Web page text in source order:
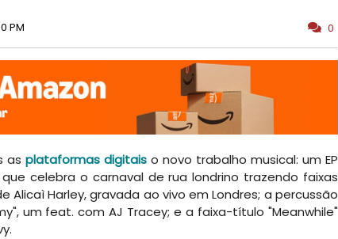
PM 0
as plataformas digitais o novo trabalho musical: um EP
que celebra o carnaval de rua londrino trazendo faixas
Alicaì Harley, gravada ao vivo em Londres; a percussão
um feat. com AJ Tracey; e a faixa-título "Meanwhile"